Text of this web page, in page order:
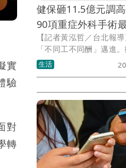
實
驗
對
轉
健保砸11.5億元調
90項重症外科手術
【記者黃泓哲／台北報
「不同工不同酬」邁進
布，將投入11.5億元調
術給付，涵蓋整形外科、
預計最快9月實施。此舉
風險高且耗時的重症手術
酬，穩定外科醫師投入
避免醫療人力持續流失。
生活